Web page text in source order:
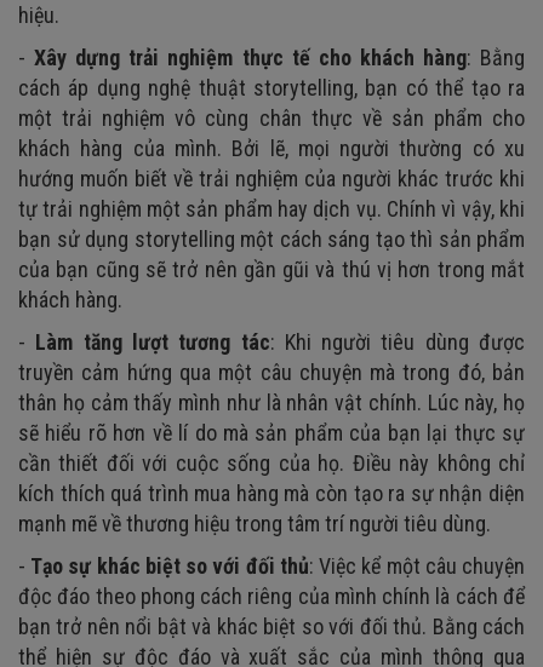
hiệu.
-Xây dựng trải nghiệm thực tế cho khách hàng: Bằng
cách áp dụng nghệ thuật storytelling, bạn có thể tạo ra
một trải nghiệm vô cùng chân thực về sản phẩm cho
khách hàng của mình. Bởi lẽ, mọi người thường có xu
hướng muốn biết về trải nghiệm của người khác trước khi
tự trải nghiệm một sản phẩm hay dịch vụ. Chính vì vậy, khi
bạn sử dụng storytelling một cách sáng tạo thì sản phẩm
của bạn cũng sẽ trở nên gần gũi và thú vị hơn trong mắt
khách hàng.
- Làm tăng lượt tương tác: Khi người tiêu dùng được
truyền cảm hứng qua một câu chuyện mà trong đó, bản
thân họ cảm thấy mình như là nhân vật chính. Lúc này, họ
sẽ hiểu rõ hơn về lí do mà sản phẩm của bạn lại thực sự
cần thiết đối với cuộc sống của họ. Điều này không chỉ
kích thích quá trình mua hàng mà còn tạo ra sự nhận diện
mạnh mẽ về thương hiệu trong tâm trí người tiêu dùng.
- Tạo sự khác biệt so với đối thủ: Việc kể một câu chuyện
độc đáo theo phong cách riêng của mình chính là cách để
bạn trở nên nổi bật và khác biệt so với đối thủ. Bằng cách
thể hiện sự độc đáo và xuất sắc của mình thông qua